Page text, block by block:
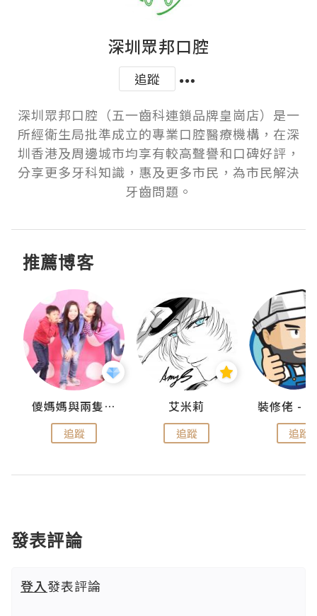
深圳眾邦口腔
追蹤
深圳眾邦口腔（五一齒科連鎖品牌皇崗店）是一
所經衛生局批準成立的專業口腔醫療機構，在深
圳香港及周邊城市均享有較高聲譽和口碑好評，
分享更多牙科知識，惠及更多市民，為市民解決
牙齒問題。
推薦博客
儍媽媽與兩隻小魔怪之家
追蹤
艾米莉
追蹤 追蹤
發表評論
登入發表評論